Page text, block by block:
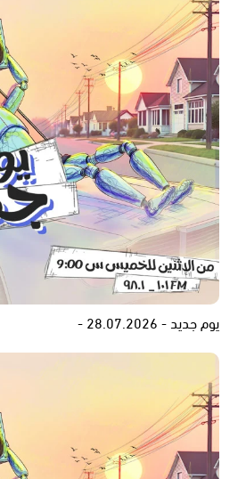
يوم جديد - 28.07.2026 -